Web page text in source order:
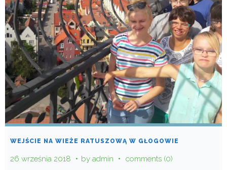
WEJŚCIE NA WIEŻE RATUSZOWĄ W GŁOGOWIE
26 września 2018 by admin comments (0)